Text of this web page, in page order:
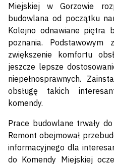
Miejskiej w Gorzowie
budowlana od początku
Kolejno odnawiane piętra
poznania. Podstawowym
zwiększenie komfortu
jeszcze lepsze
niepełnosprawnych.
obsługę takich
komendy.
Prace budowlane trwały
Remont obejmował
informacyjnego dla
do Komendy Miejskiej